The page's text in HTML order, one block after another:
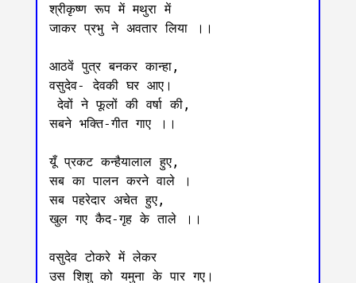
श्रीकृष्ण रूप में मथुरा में
जाकर प्रभु ने अवतार लिया ।।
आठवें पुत्र बनकर कान्हा,
वसुदेव- देवकी घर आए।
देवों ने फूलों की वर्षा की,
सबने भक्ति-गीत गाए ।।
यूँ प्रकट कन्हैयालाल हुए,
सब का पालन करने वाले ।
सब पहरेदार अचेत हुए,
खुल गए कैद-गृह के ताले ।।
वसुदेव टोकरे में लेकर
उस शिशु को यमुना के पार गए।